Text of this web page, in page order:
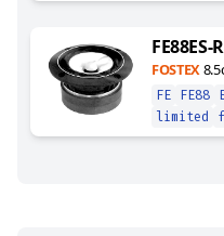
FE88ES-R
FOSTEX
FE FE88
limited